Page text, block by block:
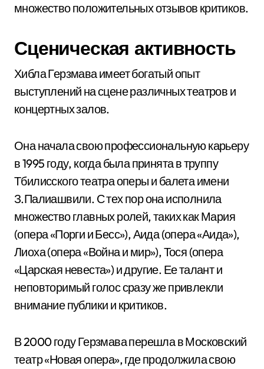
множество положительных отзывов критиков.
Сценическая активность
Хибла Герзмава имеет богатый опыт
выступлений на сцене различных театров и
концертных залов.
Она начала свою профессиональную карьеру
в 1995 году, когда была принята в труппу
Тбилисского театра оперы и балета имени
З.Палиашвили. С тех пор она исполнила
множество главных ролей, таких как Мария
(опера «Порги и Бесс»), Аида (опера «Аида»),
Лиоха (опера «Война и мир»), Тося (опера
«Царская невеста») и другие. Ее талант и
неповторимый голос сразу же привлекли
внимание публики и критиков.
В 2000 году Герзмава перешла в Московский
театр «Новая опера», где продолжила свою